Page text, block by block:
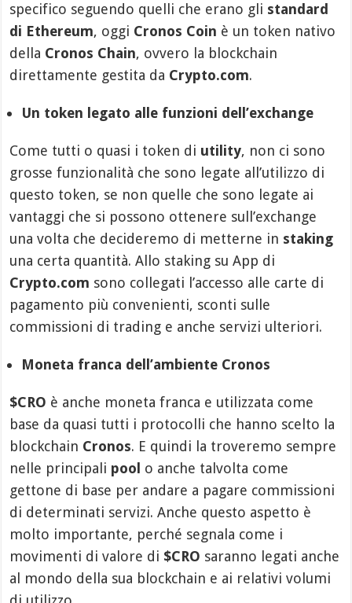
specifico seguendo quelli che erano gli standard
di Ethereum, oggi Cronos Coin è un token nativo
della Cronos Chain, ovvero la blockchain
direttamente gestita da Crypto.com.
Un token legato alle funzioni dell’exchange
Come tutti o quasi i token di utility, non ci sono
grosse funzionalità che sono legate all’utilizzo di
questo token, se non quelle che sono legate ai
vantaggi che si possono ottenere sull’exchange
una volta che decideremo di metterne in staking
una certa quantità. Allo staking su App di
Crypto.com sono collegati l’accesso alle carte di
pagamento più convenienti, sconti sulle
commissioni di trading e anche servizi ulteriori.
Moneta franca dell’ambiente Cronos
$CRO è anche moneta franca e utilizzata come
base da quasi tutti i protocolli che hanno scelto la
blockchain Cronos. E quindi la troveremo sempre
nelle principali pool o anche talvolta come
gettone di base per andare a pagare commissioni
di determinati servizi. Anche questo aspetto è
molto importante, perché segnala come i
movimenti di valore di $CRO saranno legati anche
al mondo della sua blockchain e ai relativi volumi